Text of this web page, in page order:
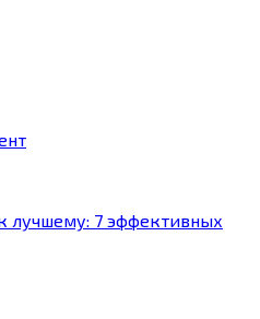
лучшему: 7 эффективных